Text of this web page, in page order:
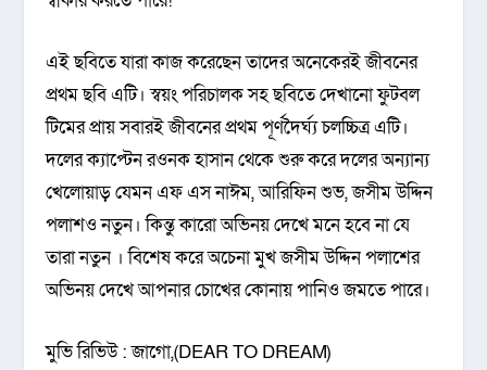
এই ছবিতে যারা কাজ করেছেন তাদের অনেকেরই জীবনের
প্রথম ছবি এটি। স্বয়ং পরিচালক সহ ছবিতে দেখানো ফুটবল
টিমের প্রায় সবারই জীবনের প্রথম পূর্ণদৈর্ঘ্য চলচ্চিত্র এটি।
দলের ক্যাপ্টেন রওনক হাসান থেকে শুরু করে দলের অন্যান্য
খেলোয়াড় যেমন এফ এস নাঈম, আরিফিন শুভ, জসীম উদ্দিন
পলাশও নতুন। কিন্তু কারো অভিনয় দেখে মনে হবে না যে
তারা নতুন । বিশেষ করে অচেনা মুখ জসীম উদ্দিন পলাশের
অভিনয় দেখে আপনার চোখের কোনায় পানিও জমতে পারে।
মুভি রিভিউ : জাগো,(DEAR TO DREAM)